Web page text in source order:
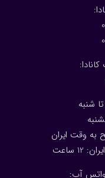
شنبه
1
2 ساعت
واتس آپ: